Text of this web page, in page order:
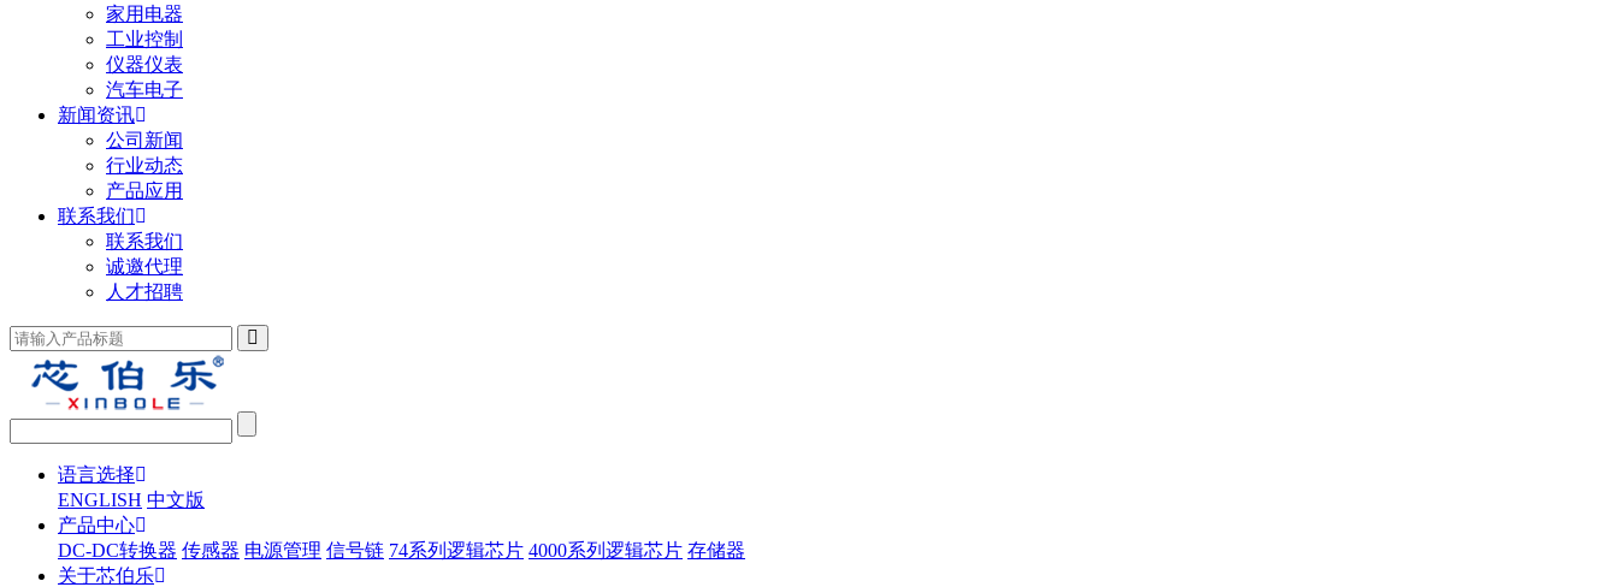
家用电器
工业控制
仪器仪表
汽车电子
新闻资讯
公司新闻
行业动态
产品应用
联系我们
联系我们
诚邀代理
人才招聘
语言选择
ENGLISH 中文版
产品中心
DC-DC转换器 传感器 电源管理 信号链 74系列逻辑芯片 4000系列逻辑芯片 存储器
关于芯伯乐